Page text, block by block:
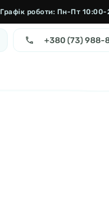
Графік роботи: Пн-Пт
+380 (73) 988-